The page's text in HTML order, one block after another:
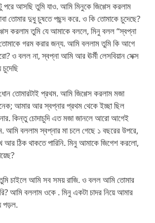
আসছি তুমি যাও. আমি মিনুকে জিগ্গেস করলাম
তোমার দুধু চুষতে পছন্দ করে. ও কি তোমাকে চুদেছে?
করলাম তুমি যে আমাকে বললে, মিনু বলল “স্বপ্না
গরম করার জন্য. আমি বললাম তুমি কি আগে
ও বলল না, স্বপ্না আমি আর ঊর্মী লেসবিয়ান সেক্স
তোমারটাই প্রথম. আমি জিগ্গেস করলাম মজা
আমার আর স্বপ্নার প্রথম থেকে ইচ্ছা ছিল
কিন্তু চোদাচুদি এত মজা জানলে আরো আগেই
আমি বললাম স্বপ্নার মা চলে গেছে ১ বছরের উপরে,
আর ঠিক থাকতে পারিনি. মিনু আমাকে জিগেশ করলো,
চাইলে আমি সব সময় রাজি. ও বলল আমি তোমার
আমি বললাম ওকে . মিনু একটা চাদর নিয়ে আমার
পড়ল.